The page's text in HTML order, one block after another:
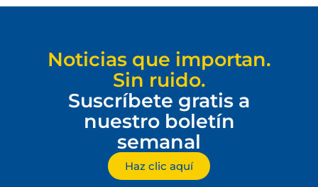
Noticias que importan.
Sin ruido.
Suscríbete gratis a
nuestro boletín
semanal
Haz clic aquí